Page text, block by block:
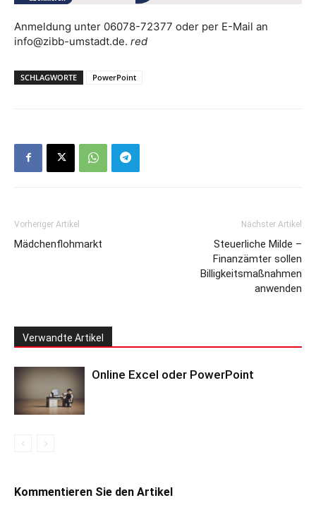
Anmeldung unter 06078-72377 oder per E-Mail an
info@zibb-umstadt.de. red
SCHLAGWORTE PowerPoint
Vorheriger Artikel
Mädchenflohmarkt
Nächster Artikel
Steuerliche Milde –
Finanzämter sollen
Billigkeitsmaßnahmen
anwenden
Verwandte Artikel
Online Excel oder PowerPoint
Kommentieren Sie den Artikel